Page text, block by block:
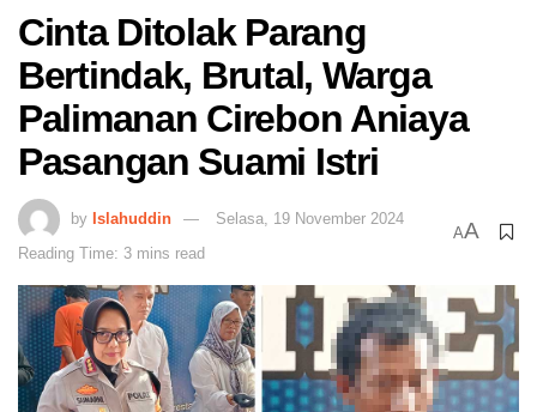
Cinta Ditolak Parang
Bertindak, Brutal, Warga
Palimanan Cirebon Aniaya
Pasangan Suami Istri
by Islahuddin
Selasa, 19 November 2024
Reading Time: 3 mins read
AA